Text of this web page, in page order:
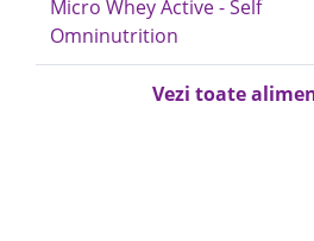
Micro Whey Active - Self
Omninutrition
Vezi toate